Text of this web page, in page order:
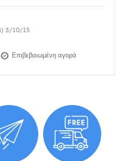
3/10/15
Επιβεβαιωμένη αγορά